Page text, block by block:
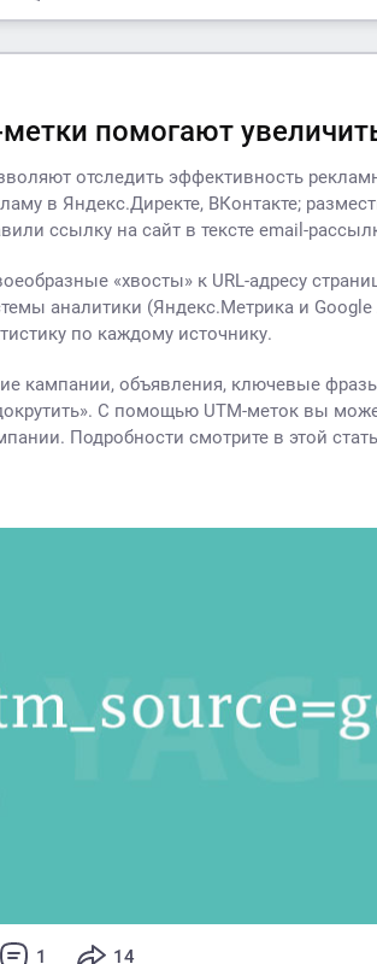
помогают
отследить эффективность
в Яндекс.Директе, ВКонтакте;
ссылку на сайт в тексте email-
«хвосты» к URL-адресу
аналитики (Яндекс.Метрика и
по каждому источнику.
кампании, объявления, ключевые
С помощью UTM-меток вы
Подробности смотрите в этой
1 14